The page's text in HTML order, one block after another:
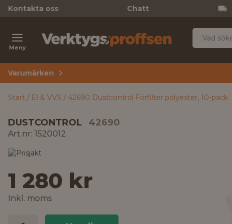
Kontakta oss Chatt
Meny
Varumärken
Start El & VVS 42690 Dustcontrol Förfilter polyester, 10-pack
DUSTCONTROL 42690
Art.nr: 1520012
1 280 kr
Inkl. moms